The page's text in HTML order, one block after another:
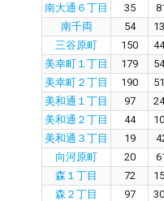
南大通６丁目
35
南千両
54
三谷原町
150
美幸町１丁目
179
美幸町２丁目
190
美和通１丁目
97
美和通２丁目
44
美和通３丁目
19
向河原町
20
森１丁目
72
森２丁目
97